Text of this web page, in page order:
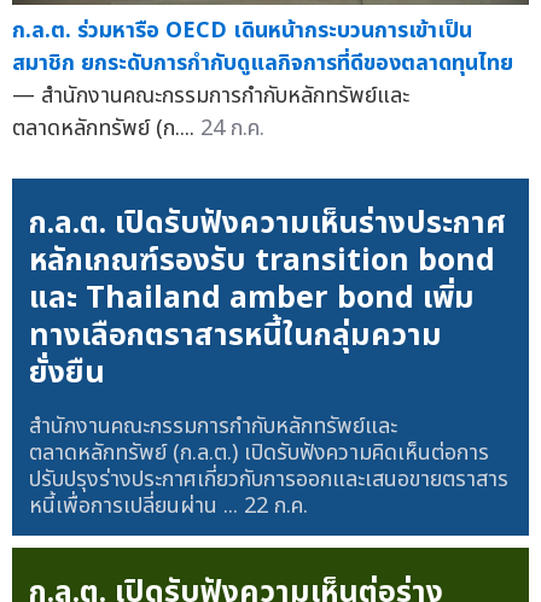
ก.ล.ต. ร่วมหารือ OECD เดินหน้ากระบวนการเข้าเป็น
สมาชิก ยกระดับการกำกับดูแลกิจการที่ดีของตลาดทุนไทย
— สำนักงานคณะกรรมการกำกับหลักทรัพย์และ
ตลาดหลักทรัพย์ (ก.... 24 ก.ค.
ก.ล.ต. เปิดรับฟังความเห็นร่างประกาศ
หลักเกณฑ์รองรับ transition bond
และ Thailand amber bond เพิ่ม
ทางเลือกตราสารหนี้ในกลุ่มความ
ยั่งยืน
สำนักงานคณะกรรมการกำกับหลักทรัพย์และ
ตลาดหลักทรัพย์ (ก.ล.ต.) เปิดรับฟังความคิดเห็นต่อการ
ปรับปรุงร่างประกาศเกี่ยวกับการออกและเสนอขายตราสาร
หนี้เพื่อการเปลี่ยนผ่าน ... 22 ก.ค.
ก.ล.ต. เปิดรับฟังความเห็นต่อร่าง